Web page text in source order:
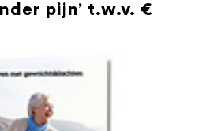
pijn’ t.w.v. €